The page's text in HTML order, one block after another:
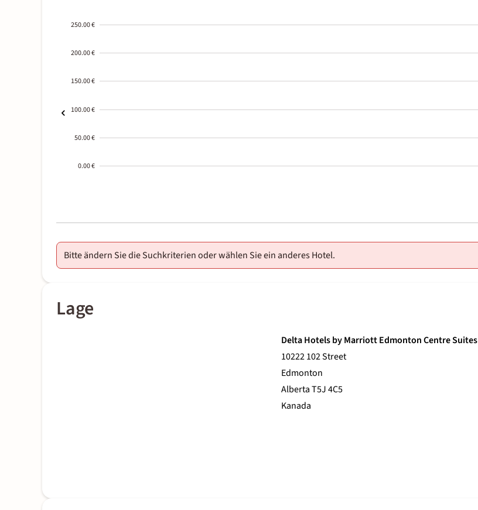
250.00 €
200.00 €
150.00 €
100.00 €
50.00 €
0.00 €
01-02
Bitte ändern Sie die Suchkriterien oder wählen Sie ein anderes Hotel.
Lage
Delta Hotels by Marriott Edmonton Centre Suites
10222 102 Street
Edmonton
Alberta T5J 4C5
Kanada